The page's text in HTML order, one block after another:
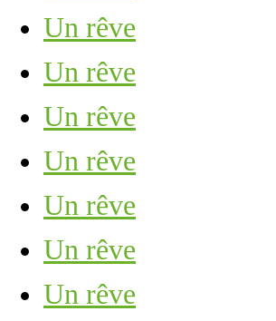
Un rêve
Un rêve
Un rêve
Un rêve
Un rêve
Un rêve
Un rêve